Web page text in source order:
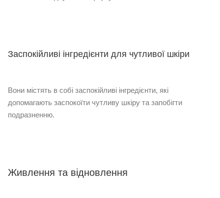
Заспокійливі інгредієнти для чутливої шкіри
Вони містять в собі заспокійливі інгредієнти, які
допомагають заспокоїти чутливу шкіру та запобігти
подразненню.
Живлення та відновлення